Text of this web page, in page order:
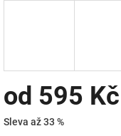
od 595 Kč
Sleva až 33 %